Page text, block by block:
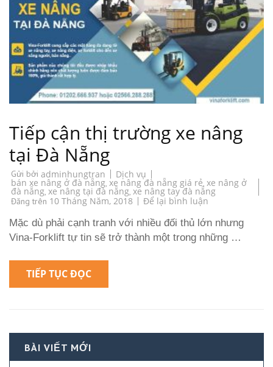
Tiếp cận thị trường xe nâng
tại Đà Nẵng
Gửi bởi adminhungtran Dịch vụ
bán xe nâng ở đà nẵng, xe nâng đà nẵng giá rẻ, xe nâng ở
đà nẵng, xe nâng tại đà nẵng, xe nâng tay đà nẵng
Đăng trên 10 Tháng Năm, 2018 Để lại bình luận on
cận
thị
trường
xe
Mặc dù phải cạnh tranh với nhiều đối thủ lớn nhưng
Vina-Forklift tự tin sẽ trở thành một trong những …
TIẾP TỤC ĐỌC
BÀI VIẾT MỚI